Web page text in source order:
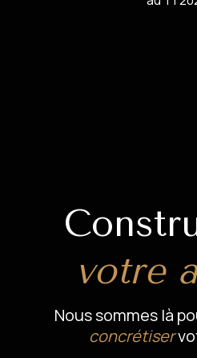
votre
Nous sommes là
concrétiser